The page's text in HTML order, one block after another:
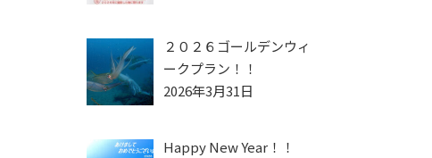
２０２６ゴールデンウィ
ークプラン！！
2026年3月31日
Happy New Year！！